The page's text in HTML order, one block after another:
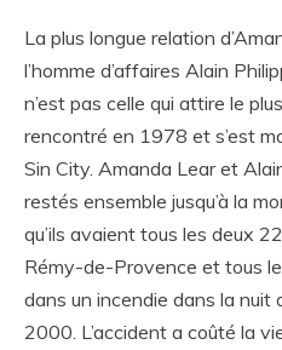
La plus longue relation
l’homme d’affaires Alain
n’est pas celle qui attire le
rencontré en 1978 et s’est
Sin City. Amanda Lear et
restés ensemble jusqu’à la
qu’ils avaient tous les deux
Rémy-de-Provence et tous
dans un incendie dans la nuit
2000. L’accident a coûté la